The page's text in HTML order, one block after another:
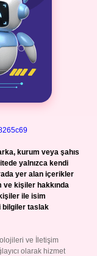
kurum veya şahıs
yalnızca kendi
yer alan içerikler
ve kişiler hakkında
ile isim
bilgiler taslak
ve İletişim
olarak hizmet